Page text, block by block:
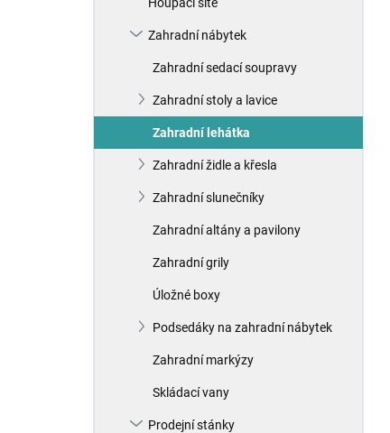
Zahradní nábytek
Zahradní sedací soupravy
Zahradní stoly a lavice
Zahradní lehátka
Zahradní židle a křesla
Zahradní slunečníky
Zahradní altány a pavilony
Zahradní grily
Úložné boxy
Podsedáky na zahradní nábytek
Zahradní markýzy
Skládací vany
Prodejní stánky